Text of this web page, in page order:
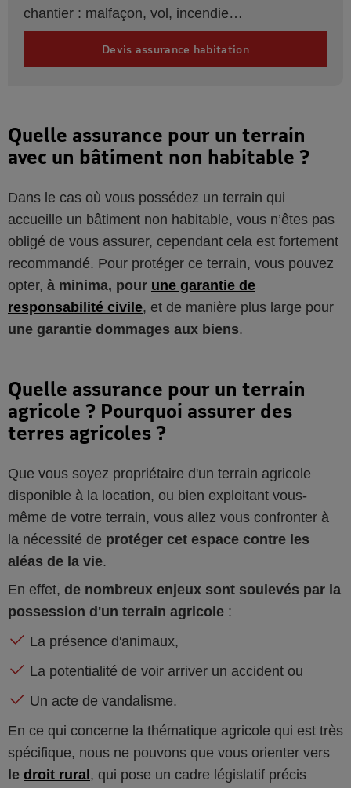
chantier : malfaçon, vol, incendie…
Devis assurance habitation
Quelle assurance pour un terrain
avec un bâtiment non habitable ?
Dans le cas où vous possédez un terrain qui
accueille un bâtiment non habitable, vous n’êtes pas
obligé de vous assurer, cependant cela est fortement
recommandé. Pour protéger ce terrain, vous pouvez
opter, à minima, pour une garantie de
responsabilité civile, et de manière plus large pour
une garantie dommages aux biens.
Quelle assurance pour un terrain
agricole ? Pourquoi assurer des
terres agricoles ?
Que vous soyez propriétaire d'un terrain agricole
disponible à la location, ou bien exploitant vous-
même de votre terrain, vous allez vous confronter à
la nécessité de protéger cet espace contre les
aléas de la vie.
En effet, de nombreux enjeux sont soulevés par la
possession d'un terrain agricole :
La présence d'animaux,
La potentialité de voir arriver un accident ou
Un acte de vandalisme.
En ce qui concerne la thématique agricole qui est très
spécifique, nous ne pouvons que vous orienter vers
le droit rural , qui pose un cadre législatif précis